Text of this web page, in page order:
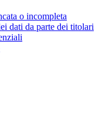
o incompleta
dati da parte dei titolari